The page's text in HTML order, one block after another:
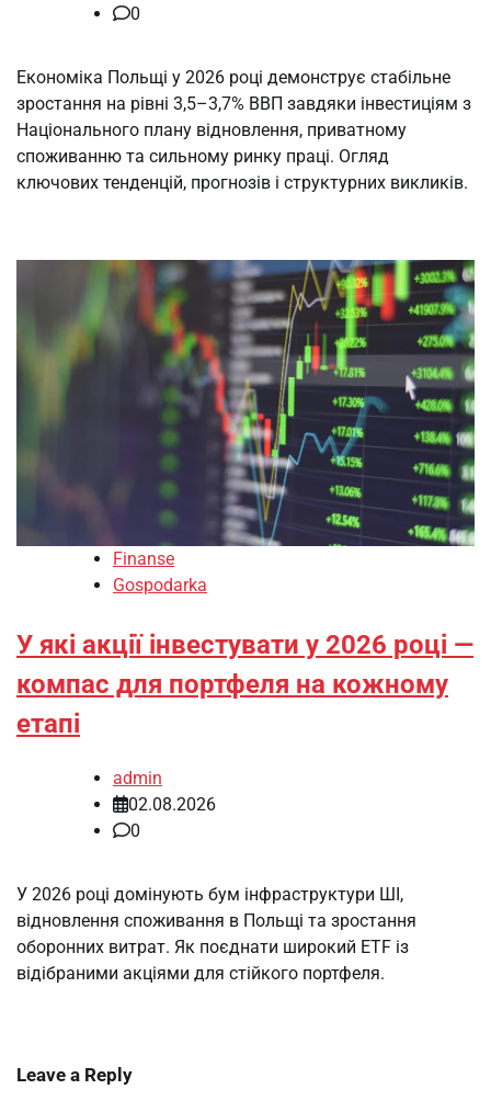
0
Економіка Польщі у 2026 році демонструє стабільне
зростання на рівні 3,5–3,7% ВВП завдяки інвестиціям з
Національного плану відновлення, приватному
споживанню та сильному ринку праці. Огляд
ключових тенденцій, прогнозів і структурних викликів.
Finanse
Gospodarka
У які акції інвестувати у 2026 році —
компас для портфеля на кожному
етапі
admin
02.08.2026
0
У 2026 році домінують бум інфраструктури ШІ,
відновлення споживання в Польщі та зростання
оборонних витрат. Як поєднати широкий ETF із
відібраними акціями для стійкого портфеля.
Leave a Reply